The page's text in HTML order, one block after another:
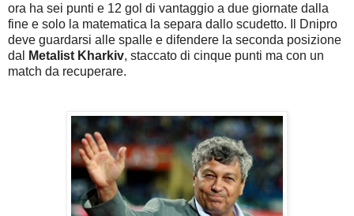
ora ha sei punti e 12 gol di vantaggio a due giornate dalla
fine e solo la matematica la separa dallo scudetto. Il Dnipro
deve guardarsi alle spalle e difendere la seconda posizione
dal
Metalist Kharkiv, staccato di cinque punti ma con un
match da recuperare.